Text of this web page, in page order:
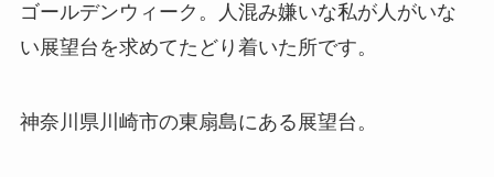
ゴールデンウィーク。人混み嫌いな私が人がいな
い展望台を求めてたどり着いた所です。
神奈川県川崎市の東扇島にある展望台。